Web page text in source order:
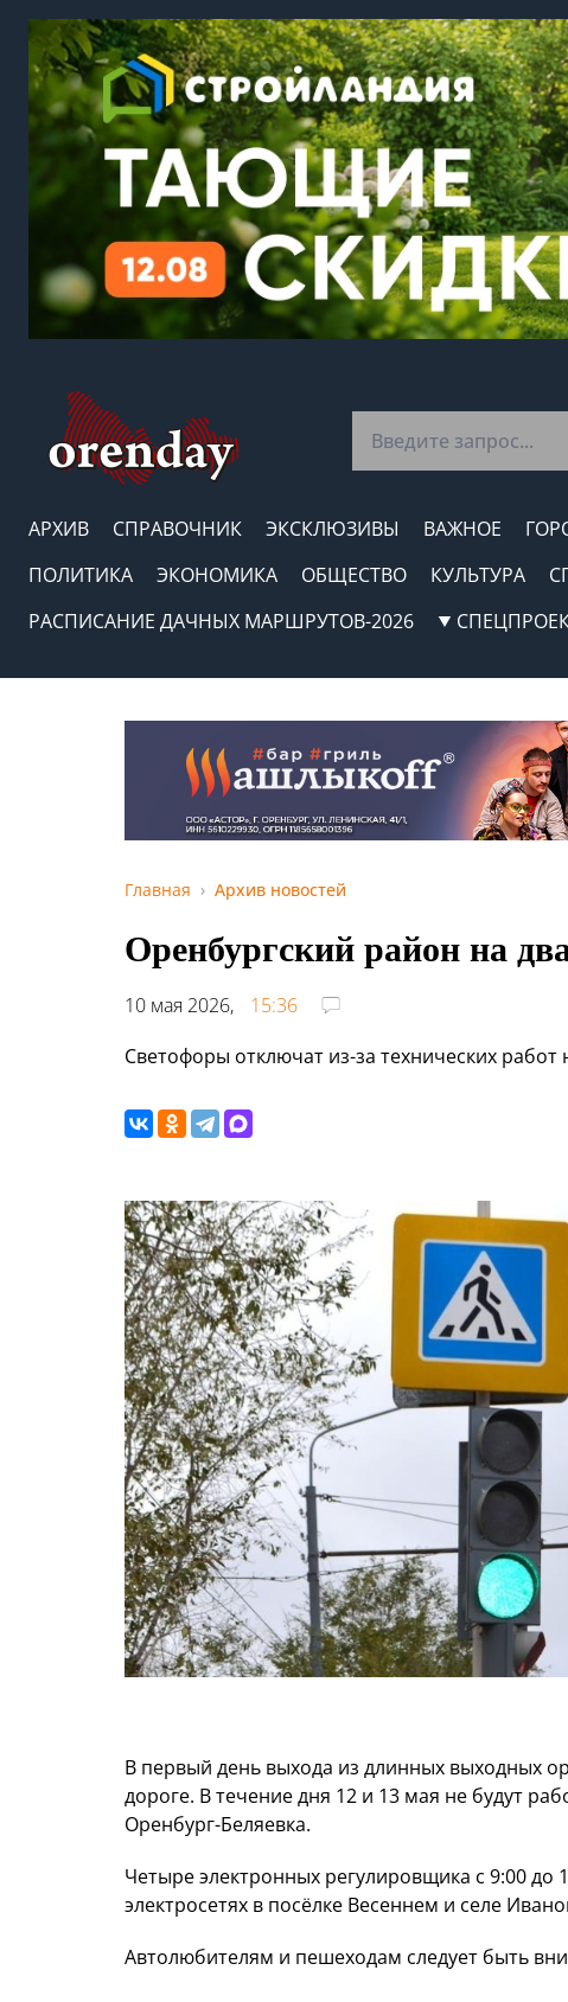
АРХИВ СПРАВОЧНИК ЭКСКЛЮЗИВЫ ВАЖНОЕ
ПОЛИТИКА
ЭКОНОМИКА ОБЩЕСТВО КУЛЬТУРА
РАСПИСАНИЕ ДАЧНЫХ МАРШРУТОВ-2026
Главная Архив новостей
Оренбургский район на
10 мая 2026,
15:36
Светофоры отключат из-за технических работ
В первый день выхода из длинных выходных
дороге. В течение дня 12 и 13 мая не будут
Оренбург-Беляевка.
Четыре электронных регулировщика с 9:00 до
электросетях в посёлке Весеннем и селе
Автолюбителям и пешеходам следует быть